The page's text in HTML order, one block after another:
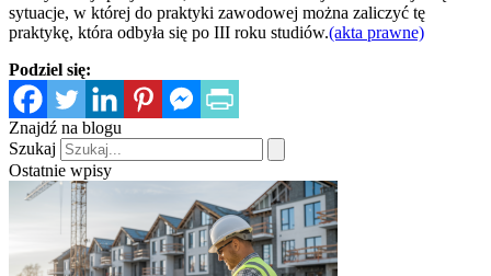
sytuacje, w której do praktyki zawodowej można zaliczyć tę
praktykę, która odbyła się po III roku studiów.(akta prawne)
Podziel się:
Znajdź na blogu
Szukaj
Ostatnie wpisy